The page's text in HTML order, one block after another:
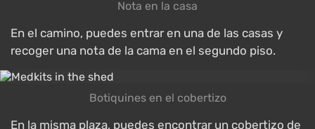
Nota en la casa
En el camino, puedes entrar en una de las casas y
recoger una nota de la cama en el segundo piso.
Botiquines en el cobertizo
En la misma plaza, puedes encontrar un cobertizo de